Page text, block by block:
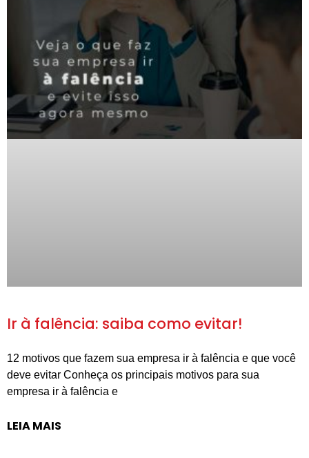
Ir à falência: saiba como evitar!
12 motivos que fazem sua empresa ir à falência e que você
deve evitar Conheça os principais motivos para sua
empresa ir à falência e
LEIA MAIS